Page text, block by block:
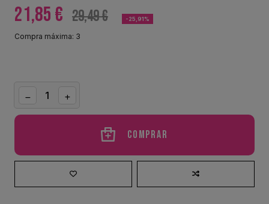
21,85 € 29,49 € -25,91%
Compra máxima: 3
Comprar